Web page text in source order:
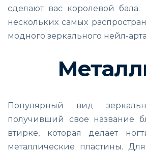
сделают вас королевой бала.
нескольких самых
модного зеркального нейл-
Популярный вид
получивший свое название
втирке, которая делает
металлические пластины.